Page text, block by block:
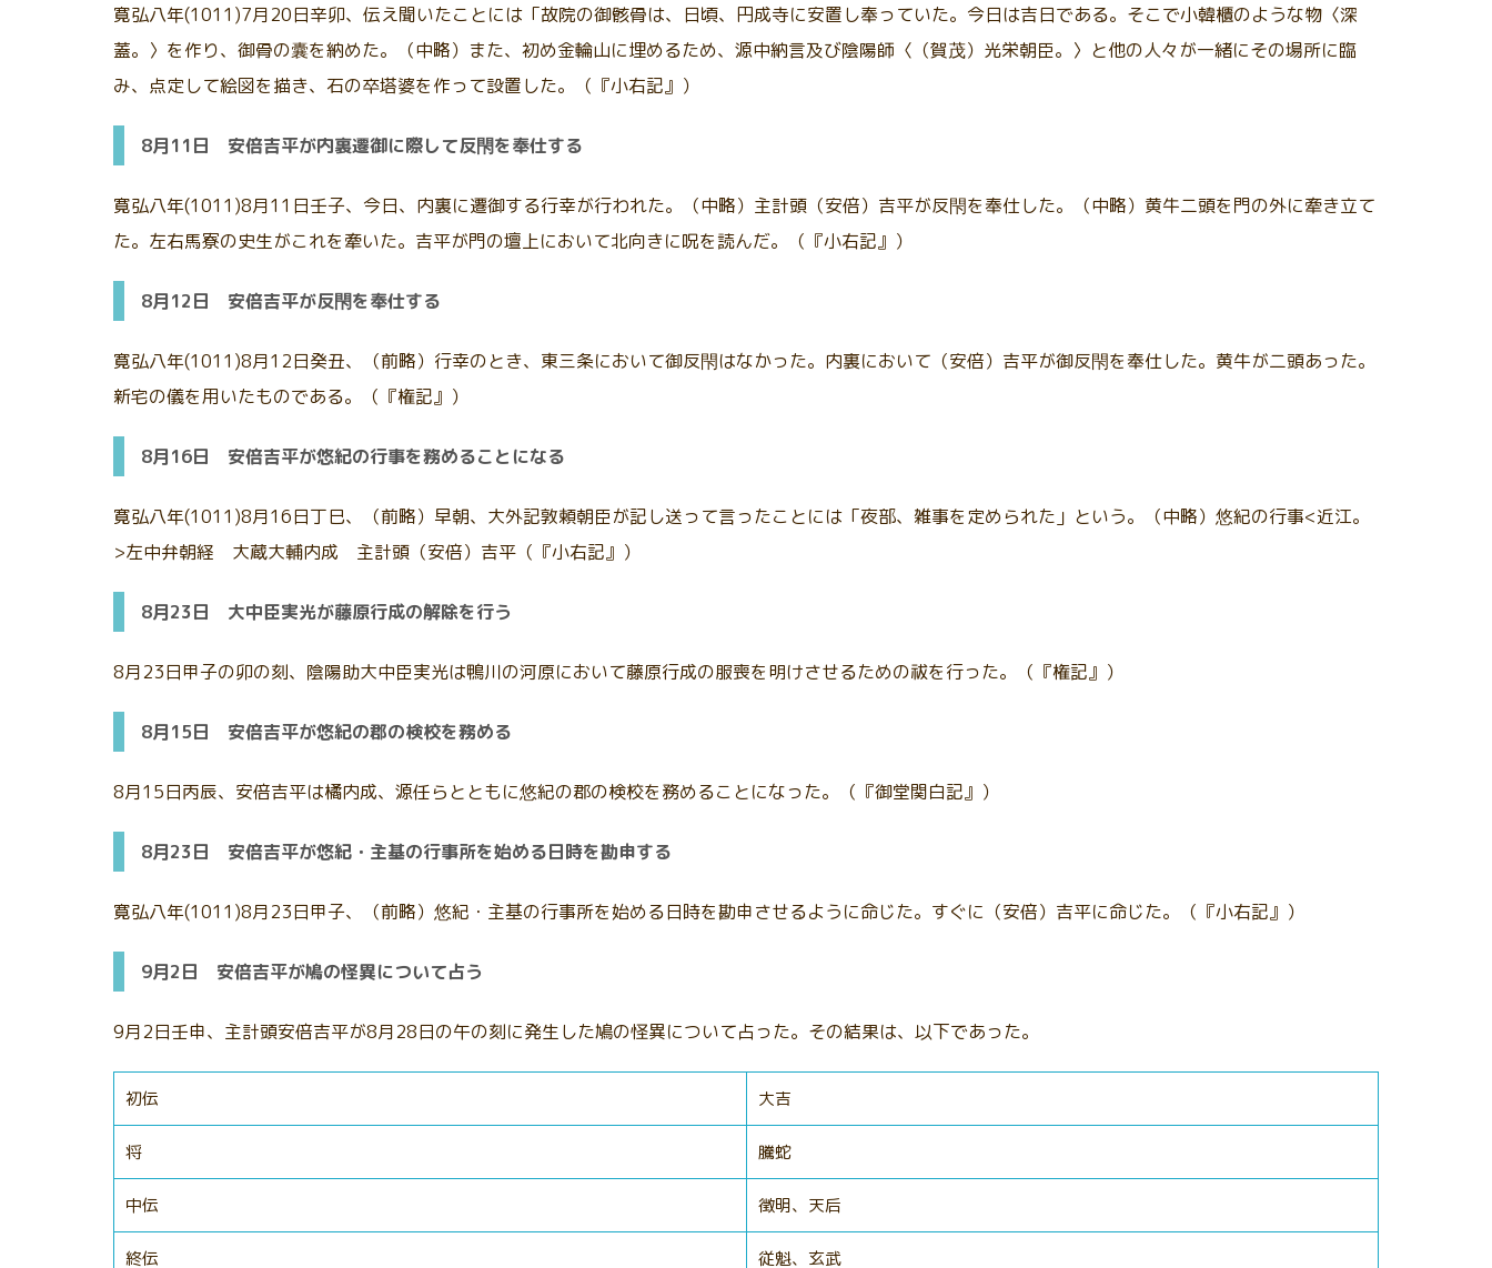
寛弘八年(1011)7月20日辛卯、伝え聞いたことには「故院の御骸骨は、日頃、円成寺に安置し奉っていた。今日は吉日である。そこで小韓櫃のような物〈深
蓋。〉を作り、御骨の囊を納めた。（中略）また、初め金輪山に埋めるため、源中納言及び陰陽師〈（賀茂）光栄朝臣。〉と他の人々が一緒にその場所に臨
み、点定して絵図を描き、石の卒塔婆を作って設置した。（『小右記』）
8月11日 安倍吉平が内裏遷御に際して反閇を奉仕する
寛弘八年(1011)8月11日壬子、今日、内裏に遷御する行幸が行われた。（中略）主計頭（安倍）吉平が反閇を奉仕した。（中略）黄牛二頭を門の外に牽き立て
た。左右馬寮の史生がこれを牽いた。吉平が門の壇上において北向きに呪を読んだ。（『小右記』）
8月12日 安倍吉平が反閇を奉仕する
寛弘八年(1011)8月12日癸丑、（前略）行幸のとき、東三条において御反閇はなかった。内裏において（安倍）吉平が御反閇を奉仕した。黄牛が二頭あった。
新宅の儀を用いたものである。（『権記』）
8月16日 安倍吉平が悠紀の行事を務めることになる
寛弘八年(1011)8月16日丁巳、（前略）早朝、大外記敦頼朝臣が記し送って言ったことには「夜部、雑事を定められた」という。（中略）悠紀の行事<近江。
>左中弁朝経 大蔵大輔内成 主計頭（安倍）吉平（『小右記』）
8月23日 大中臣実光が藤原行成の解除を行う
8月23日甲子の卯の刻、陰陽助大中臣実光は鴨川の河原において藤原行成の服喪を明けさせるための祓を行った。（『権記』）
8月15日 安倍吉平が悠紀の郡の検校を務める
8月15日丙辰、安倍吉平は橘内成、源任らとともに悠紀の郡の検校を務めることになった。（『御堂関白記』）
8月23日 安倍吉平が悠紀・主基の行事所を始める日時を勘申する
寛弘八年(1011)8月23日甲子、（前略）悠紀・主基の行事所を始める日時を勘申させるように命じた。すぐに（安倍）吉平に命じた。（『小右記』）
9月2日 安倍吉平が鳩の怪異について占う
9月2日壬申、主計頭安倍吉平が8月28日の午の刻に発生した鳩の怪異について占った。その結果は、以下であった。
初伝 大吉
将 騰蛇
中伝 徴明、天后
終伝 従魁、玄武